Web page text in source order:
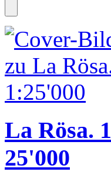
La Rösa. 1
25'000